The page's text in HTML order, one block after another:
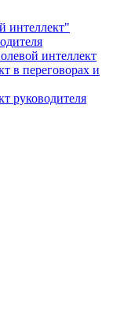
интеллект"
интеллект
в переговорах и
руководителя